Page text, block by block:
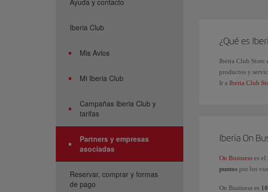
¿Qué es
Iberia Club Store
productos y
Ir a Iberia Club
Iberia On
On Business es el
puntos por los
On Business es
Ayuda y contacto
Iberia Club
Mis Avios
Mi Iberia Club
Campañas Iberia Club y
tarifas
Partners y empresas
asociadas
Reservar, comprar y formas
de pago